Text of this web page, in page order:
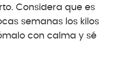
Considera que es
semanas los kilos
con calma y sé